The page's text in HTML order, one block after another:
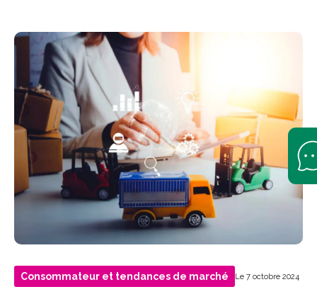
Consommateur et tendances de marché Le 7 octobre 2024